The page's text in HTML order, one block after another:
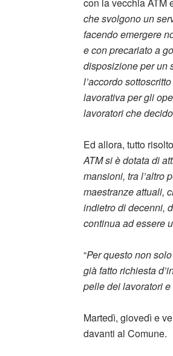
che svolgono un
facendo emergere
e con precariato a
disposizione per un
l’accordo
lavorativa per gli
lavoratori che
Ed allora, tutto
ATM si è dotata di
mansioni, tra l’altro
maestranze attuali,
indietro di decenni,
continua ad essere
“Per questo non
già fatto richiesta
pelle dei lavoratori
Martedì, giovedì e
davanti al Comune.